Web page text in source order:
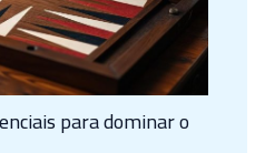
para dominar o